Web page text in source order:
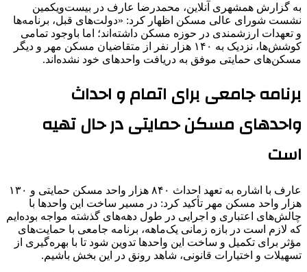
به گزارش همشهری آنلاین، محمدرضا عارف در بیست‌ویکمین
نشست شورای عالی مسکن اظهار کرد: «دولت‌های قبل، برنامه‌ها
و تعهدات ارزشمندی در حوزه مسکن داشته‌اند؛ اما باوجود تمامی
کوشش‌ها، نزدیک به ۱۴۰ هزار نفر از متقاضیان مسکن مهر و دیگر
مسکن‌های حمایتی موفق به دریافت واحدهای خود نشده‌اند.
برنامه جامعی برای اتمام و احداث
واحدهای مسکن حمایتی در حال تهیه
است
عارف با اشاره به تعهد احداث ۸۴۰ هزار واحد مسکن حمایتی و ۱۳۰
هزار واحد مسکن مهر تأکید کرد: در مسیر ساخت این واحدها با
چالش‌های اعتباری و اجرایی در طول دهه‌های گذشته مواجه بوده‌ایم
که لازم است در بازه زمانی یک‌ماهه، برنامه جامعی با حمایت‌های
مؤثر برای تکمیل و ساخت این واحدها تدوین شود تا با بهره‌گیری از
تسهیلات و اختیارات قانونی، شاهد رونق در این بخش باشیم.